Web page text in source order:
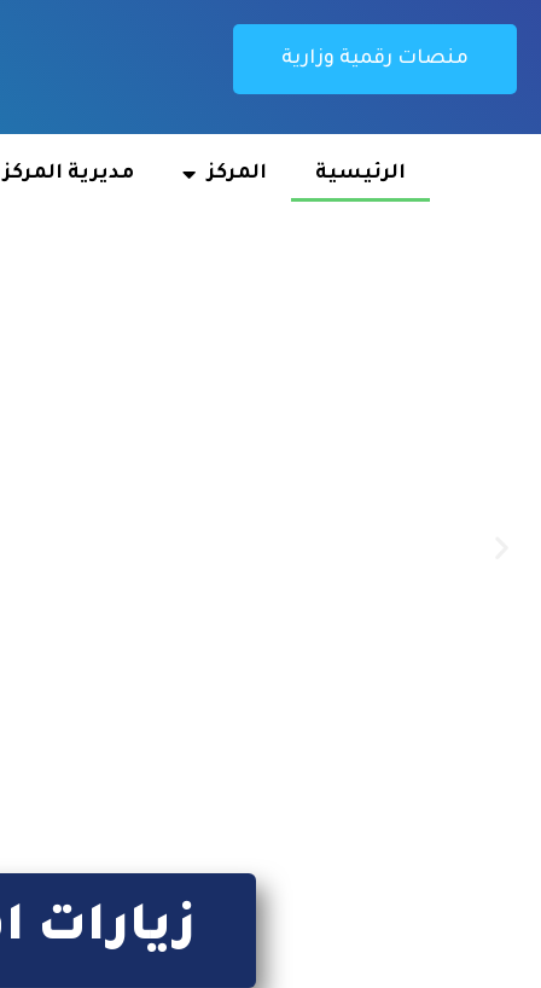
منصات رقمية وزارية
الرئيسية المركز مديرية المركز
زيارات